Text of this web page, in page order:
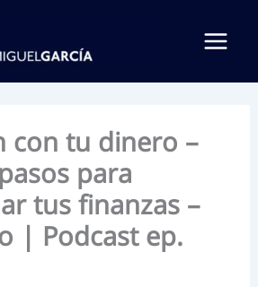
con tu dinero –
para
tus finanzas –
| Podcast ep.